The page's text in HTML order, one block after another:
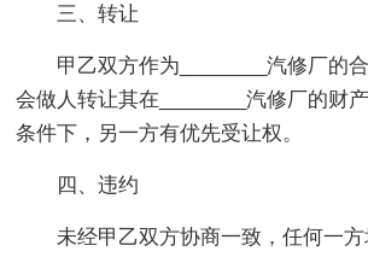
三、转让
甲乙双方作为________汽修厂的
会做人转让其在________汽修厂的财
条件下，另一方有优先受让权。
四、违约
未经甲乙双方协商一致，任何一